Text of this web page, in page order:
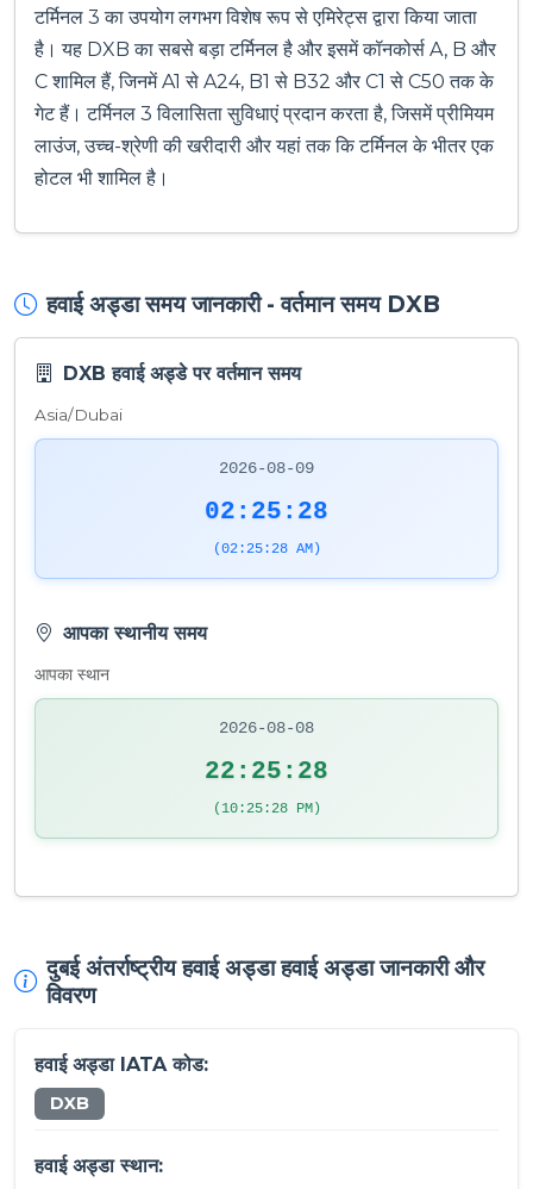
टर्मिनल 3 का उपयोग लगभग विशेष रूप से एमिरेट्स द्वारा किया जाता
है। यह DXB का सबसे बड़ा टर्मिनल है और इसमें कॉनकोर्स A, B और
C शामिल हैं, जिनमें A1 से A24, B1 से B32 और C1 से C50 तक के
गेट हैं। टर्मिनल 3 विलासिता सुविधाएं प्रदान करता है, जिसमें प्रीमियम
लाउंज, उच्च-श्रेणी की खरीदारी और यहां तक कि टर्मिनल के भीतर एक
होटल भी शामिल है।
हवाई अड्डा समय जानकारी - वर्तमान समय DXB
DXB हवाई अड्डे पर वर्तमान समय
Asia/Dubai
2026-08-09
02:25:29
(02:25:29 AM)
आपका स्थानीय समय
आपका स्थान
2026-08-08
22:25:29
(10:25:29 PM)
दुबई अंतर्राष्ट्रीय हवाई अड्डा हवाई अड्डा जानकारी और
विवरण
हवाई अड्डा IATA कोड:
DXB
हवाई अड्डा स्थान: